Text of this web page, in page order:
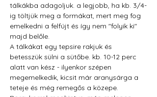
tálkákba adagoljuk. a legjobb, ha kb. 3/4-
ig töltjük meg a formákat, mert meg fog
emelkedni a felfújt és így nem "folyik ki"
majd belőle.
A tálkákat egy tepsire rakjuk és
betesszük sülni a sütőbe. kb. 10-12 perc
alatt van kész - ilyenkor szépen
megemelkedik, kicsit már aranysárga a
teteje és még remegős a közepe.